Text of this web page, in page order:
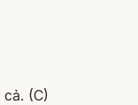
(C)